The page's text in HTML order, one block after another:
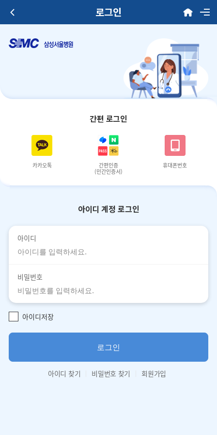
로그인
간편 로그인
카카오톡
간편인증
(민간인증서)
휴대폰번호
아이디 계정 로그인
아이디
비밀번호
아이디저장
로그인
아이디 찾기 비밀번호 찾기 회원가입